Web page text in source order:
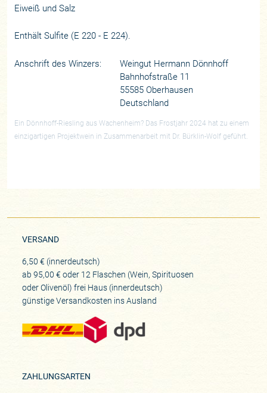
Eiweiß und Salz
Enthält Sulfite (E 220 - E 224).
Anschrift des Winzers:
Weingut Hermann Dönnhoff
Bahnhofstraße 11
55585 Oberhausen
Deutschland
Ein Dönnhoff-Riesling aus Wachenheim? Das Frostjahr 2024 hat zu einem
einzigartigen Projektwein in Zusammenarbeit mit Dr. Bürklin-Wolf geführt.
VERSAND
6,50 € (innerdeutsch)
ab 95,00 € oder 12 Flaschen (Wein, Spirituosen
oder Olivenöl) frei Haus (innerdeutsch)
günstige Versandkosten ins Ausland
ZAHLUNGSARTEN